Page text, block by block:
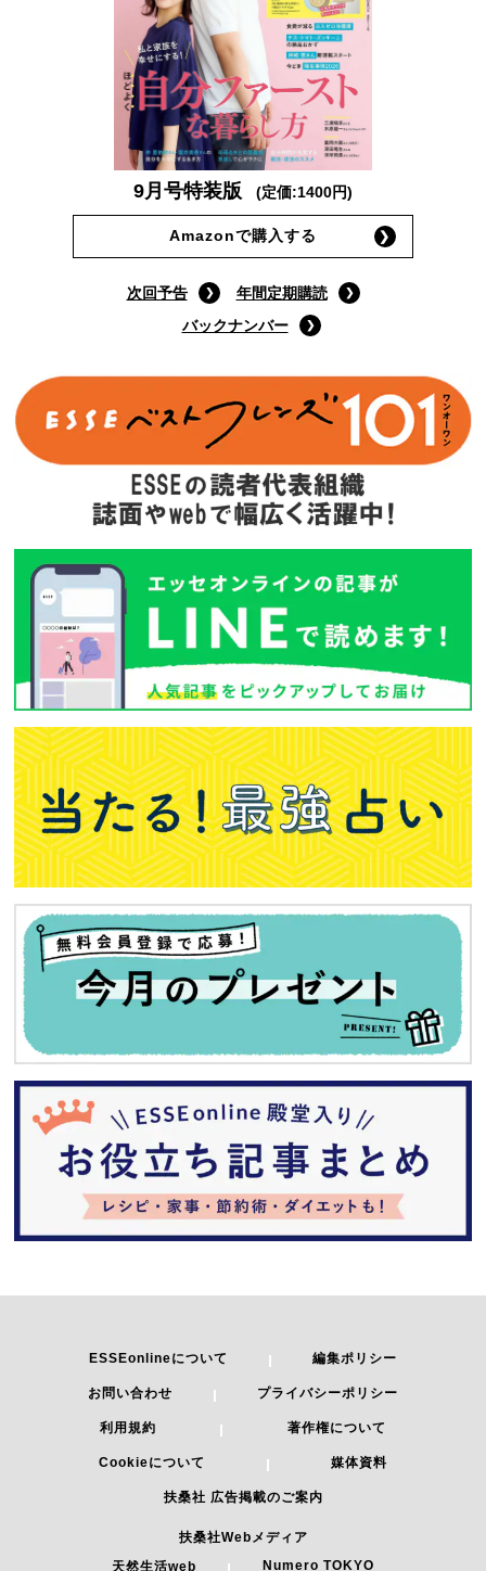
9月号特装版 (定価:1400円)
Amazonで購入する
次回予告
年間定期購読
バックナンバー
ESSEonlineについて 編集ポリシー
お問い合わせ プライバシーポリシー
利用規約 著作権について
Cookieについて 媒体資料
扶桑社 広告掲載のご案内
扶桑社Webメディア
天然生活web
Numero TOKYO